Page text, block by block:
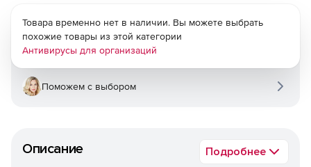
Описание Подробнее
Товара временно нет в наличии. Вы можете выбрать
похожие товары из этой категории
Антивирусы для организаций
Поможем с выбором